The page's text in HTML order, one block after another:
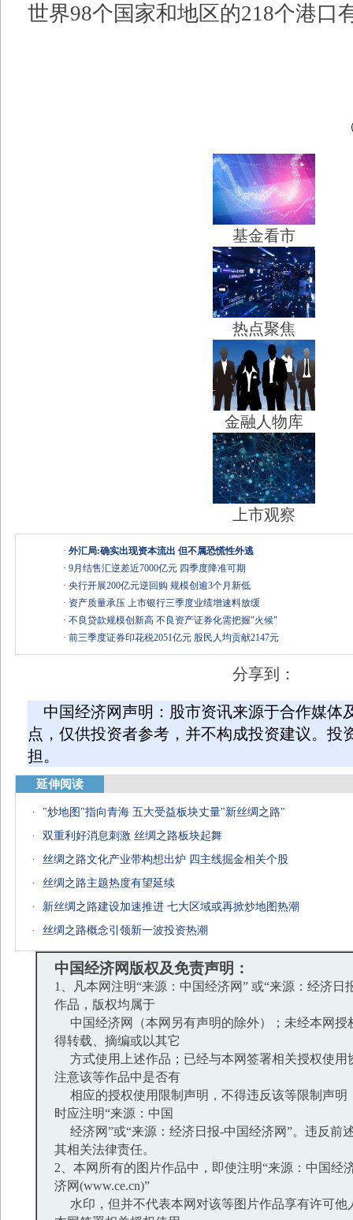
世界98个国家和地区的218个港口
基金看市
热点聚焦
金融人物库
上市观察
· 外汇局:确实出现资本流出 但不属恐慌性外逃
· 9月结售汇逆差近7000亿元 四季度降准可期
· 央行开展200亿元逆回购 规模创逾3个月新低
· 资产质量承压 上市银行三季度业绩增速料放缓
· 不良贷款规模创新高 不良资产证券化需把握"火候"
· 前三季度证券印花税2051亿元 股民人均贡献2147元
分享到：
中国经济网声明：股市资讯来源于合作媒体
点，仅供投资者参考，并不构成投资建议。投
担。
延伸阅读
·
"炒地图"指向青海 五大受益板块丈量"新丝绸之路"
·
双重利好消息刺激 丝绸之路板块起舞
·
丝绸之路文化产业带构想出炉 四主线掘金相关个股
·
丝绸之路主题热度有望延续
·
新丝绸之路建设加速推进 七大区域或再掀炒地图热潮
·
丝绸之路概念引领新一波投资热潮
中国经济网版权及免责声明：
1、凡本网注明“来源：中国经济网” 或“来源：经济日
作品，版权均属于
中国经济网（本网另有声明的除外）；未经本网授
得转载、摘编或以其它
方式使用上述作品；已经与本网签署相关授权使用
注意该等作品中是否有
相应的授权使用限制声明，不得违反该等限制声明
时应注明“来源：中国
经济网”或“来源：经济日报-中国经济网”。违反前
其相关法律责任。
2、本网所有的图片作品中，即使注明“来源：中国经
济网(www.ce.cn)”
水印，但并不代表本网对该等图片作品享有许可他